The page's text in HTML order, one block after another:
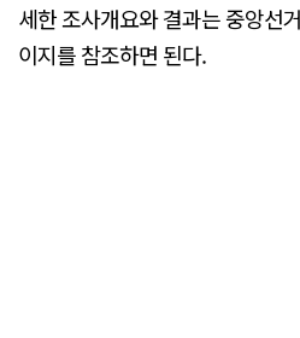
세한 조사개요와 결과는 중앙선
이지를 참조하면 된다.